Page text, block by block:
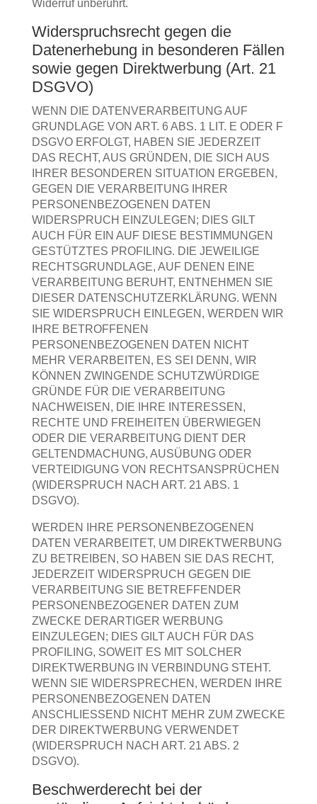
Widerruf unberührt.
Widerspruchsrecht gegen die
Datenerhebung in besonderen Fällen
sowie gegen Direktwerbung (Art. 21
DSGVO)
WENN DIE DATENVERARBEITUNG AUF
GRUNDLAGE VON ART. 6 ABS. 1 LIT. E ODER F
DSGVO ERFOLGT, HABEN SIE JEDERZEIT
DAS RECHT, AUS GRÜNDEN, DIE SICH AUS
IHRER BESONDEREN SITUATION ERGEBEN,
GEGEN DIE VERARBEITUNG IHRER
PERSONENBEZOGENEN DATEN
WIDERSPRUCH EINZULEGEN; DIES GILT
AUCH FÜR EIN AUF DIESE BESTIMMUNGEN
GESTÜTZTES PROFILING. DIE JEWEILIGE
RECHTSGRUNDLAGE, AUF DENEN EINE
VERARBEITUNG BERUHT, ENTNEHMEN SIE
DIESER DATENSCHUTZERKLÄRUNG. WENN
SIE WIDERSPRUCH EINLEGEN, WERDEN WIR
IHRE BETROFFENEN
PERSONENBEZOGENEN DATEN NICHT
MEHR VERARBEITEN, ES SEI DENN, WIR
KÖNNEN ZWINGENDE SCHUTZWÜRDIGE
GRÜNDE FÜR DIE VERARBEITUNG
NACHWEISEN, DIE IHRE INTERESSEN,
RECHTE UND FREIHEITEN ÜBERWIEGEN
ODER DIE VERARBEITUNG DIENT DER
GELTENDMACHUNG, AUSÜBUNG ODER
VERTEIDIGUNG VON RECHTSANSPRÜCHEN
(WIDERSPRUCH NACH ART. 21 ABS. 1
DSGVO).
WERDEN IHRE PERSONENBEZOGENEN
DATEN VERARBEITET, UM DIREKTWERBUNG
ZU BETREIBEN, SO HABEN SIE DAS RECHT,
JEDERZEIT WIDERSPRUCH GEGEN DIE
VERARBEITUNG SIE BETREFFENDER
PERSONENBEZOGENER DATEN ZUM
ZWECKE DERARTIGER WERBUNG
EINZULEGEN; DIES GILT AUCH FÜR DAS
PROFILING, SOWEIT ES MIT SOLCHER
DIREKTWERBUNG IN VERBINDUNG STEHT.
WENN SIE WIDERSPRECHEN, WERDEN IHRE
PERSONENBEZOGENEN DATEN
ANSCHLIESSEND NICHT MEHR ZUM ZWECKE
DER DIREKTWERBUNG VERWENDET
(WIDERSPRUCH NACH ART. 21 ABS. 2
DSGVO).
Beschwerde­recht bei der